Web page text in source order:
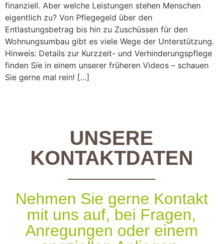
finanziell. Aber welche Leistungen stehen Menschen
eigentlich zu? Von Pflegegeld über den
Entlastungsbetrag bis hin zu Zuschüssen für den
Wohnungsumbau gibt es viele Wege der Unterstützung.
Hinweis: Details zur Kurzzeit- und Verhinderungspflege
finden Sie in einem unserer früheren Videos – schauen
Sie gerne mal rein! […]
UNSERE
KONTAKTDATEN
Nehmen Sie gerne Kontakt
mit uns auf, bei Fragen,
Anregungen oder einem